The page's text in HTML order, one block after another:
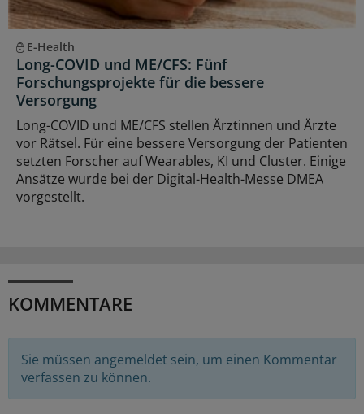
E-Health
Long-COVID und ME/CFS: Fünf
Forschungsprojekte für die bessere
Versorgung
Long-COVID und ME/CFS stellen Ärztinnen und Ärzte
vor Rätsel. Für eine bessere Versorgung der Patienten
setzten Forscher auf Wearables, KI und Cluster. Einige
Ansätze wurde bei der Digital-Health-Messe DMEA
vorgestellt.
KOMMENTARE
Sie müssen angemeldet sein, um einen Kommentar
verfassen zu können.